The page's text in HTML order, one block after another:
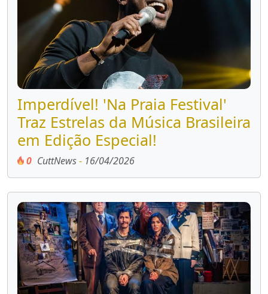
Imperdível! 'Na Praia Festival'
Traz Estrelas da Música Brasileira
em Edição Especial!
0 CuttNews- 16/04/2026